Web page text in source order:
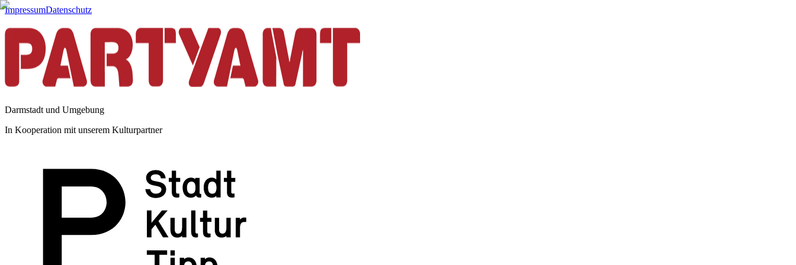
ImpressumDatenschutz
Darmstadt und Umgebung
In Kooperation mit unserem Kulturpartner